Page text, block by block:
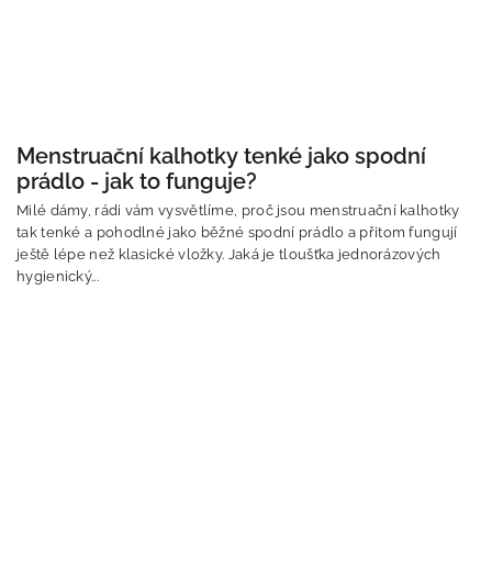
Menstruační kalhotky tenké jako spodní
prádlo - jak to funguje?
Milé dámy, rádi vám vysvětlíme, proč jsou menstruační kalhotky
tak tenké a pohodlné jako běžné spodní prádlo a přitom fungují
ještě lépe než klasické vložky. Jaká je tloušťka jednorázových
hygienický...